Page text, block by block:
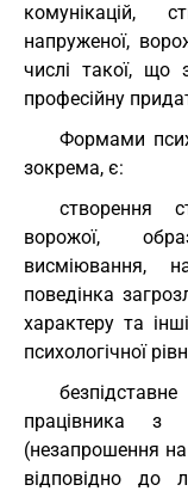
комунікацій,
напруженої,
числі такої, що
професійну
Формами
зокрема, є:
створення
ворожої,
висміювання,
поведінка
характеру та
психологічної
працівника з
(незапрошення на
відповідно до